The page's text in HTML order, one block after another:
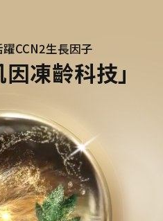
CCN2生長因子
凍齡科技」